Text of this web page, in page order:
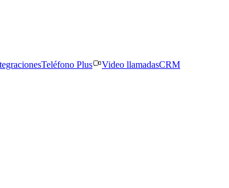
Teléfono Plus Video llamadasCRM